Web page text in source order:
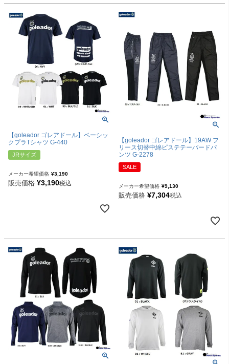
【goleador ゴレアドール】ベーシッ
クプラTシャツ G-440
JRサイズ
メーカー希望価格 ¥3,190
販売価格 ¥3,190税込
【goleador ゴレアドール】19AW フ
リース切替中綿ピステテーパードパ
ンツ G-2278
SALE
メーカー希望価格 ¥9,130
販売価格 ¥7,304税込